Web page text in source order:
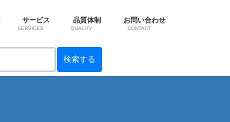
サービス
SERVICES
品質体制
QUALITY
お問い合わせ
CONTACT